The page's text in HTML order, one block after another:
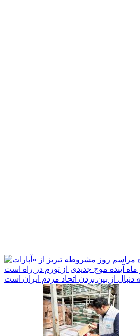
آینده موج جدیدی از تورم در راه است
از بین بردن اتحاد مردم ایران است